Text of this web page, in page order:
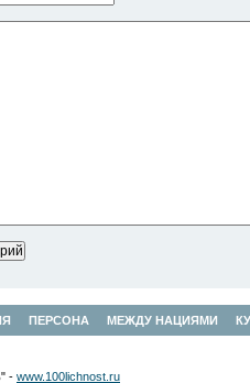
ПЕРСОНА МЕЖДУ НАЦИЯМИ
- www.100lichnost.ru